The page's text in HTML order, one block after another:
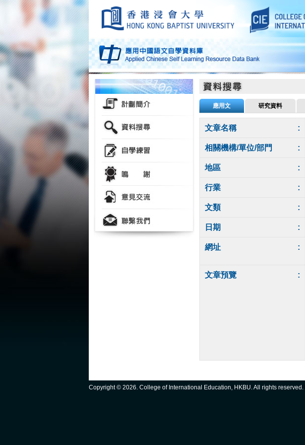
應用文 研究資料
文章名稱 :
相關機構/單位/部門 :
地區 :
行業 :
文類 :
日期 :
網址 :
文章預覽 :
Copyright © 2026. College of International Education, HKBU. All rights reserved.